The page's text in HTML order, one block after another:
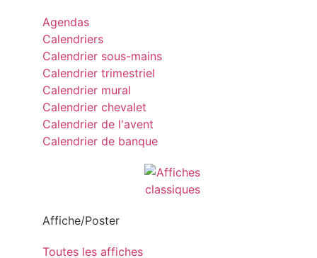
Agendas
Calendriers
Calendrier sous-mains
Calendrier trimestriel
Calendrier mural
Calendrier chevalet
Calendrier de l'avent
Calendrier de banque
Affiche/Poster
Toutes les affiches